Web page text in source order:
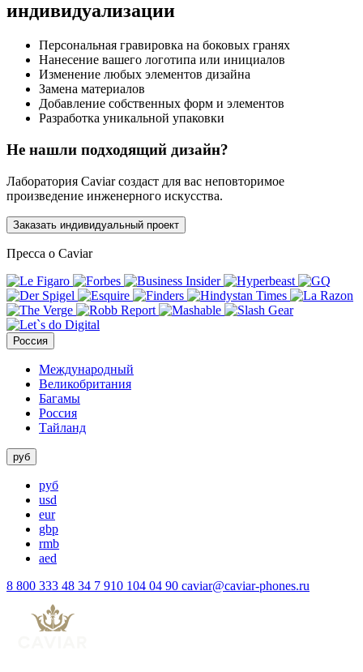
индивидуализации
Персональная гравировка на боковых гранях
Нанесение вашего логотипа или инициалов
Изменение любых элементов дизайна
Замена материалов
Добавление собственных форм и элементов
Разработка уникальной упаковки
Не нашли подходящий дизайн?
Лаборатория Caviar создаст для вас неповторимое
произведение инженерного искусства.
Заказать индивидуальный проект
Пресса о Caviar
Россия
Международный
Великобритания
Багамы
Россия
Тайланд
руб
руб
usd
eur
gbp
rmb
aed
8 800 333 48 34 7 910 104 04 90 caviar@caviar-phones.ru